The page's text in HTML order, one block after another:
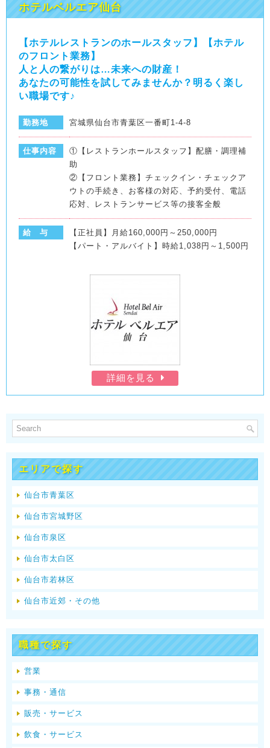
ホテルベルエア仙台
【ホテルレストランのホールスタッフ】【ホテル
のフロント業務】
人と人の繋がりは…未来への財産！
あなたの可能性を試してみませんか？明るく楽し
い職場です♪
勤務地 宮城県仙台市青葉区一番町1-4-8
仕事内容
①【レストランホールスタッフ】配膳・調理補
助
②【フロント業務】チェックイン・チェックア
ウトの手続き、お客様の対応、予約受付、電話
応対、レストランサービス等の接客全般
給 与
【正社員】月給160,000円～250,000円
【パート・アルバイト】時給1,038円～1,500円
詳細を見る
エリアで探す
仙台市青葉区
仙台市宮城野区
仙台市泉区
仙台市太白区
仙台市若林区
仙台市近郊・その他
職種で探す
営業
事務・通信
販売・サービス
飲食・サービス